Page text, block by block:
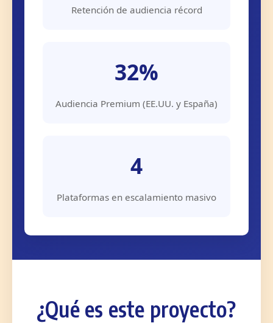
Retención de audiencia récord
32%
Audiencia Premium (EE.UU. y España)
4
Plataformas en escalamiento masivo
¿Qué es este proyecto?